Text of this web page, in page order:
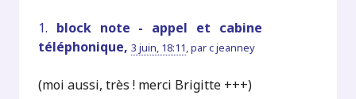
1. block note - appel et cabine
téléphonique,3 juin, 18:11,parc jeanney
(moi aussi, très ! merci Brigitte +++)